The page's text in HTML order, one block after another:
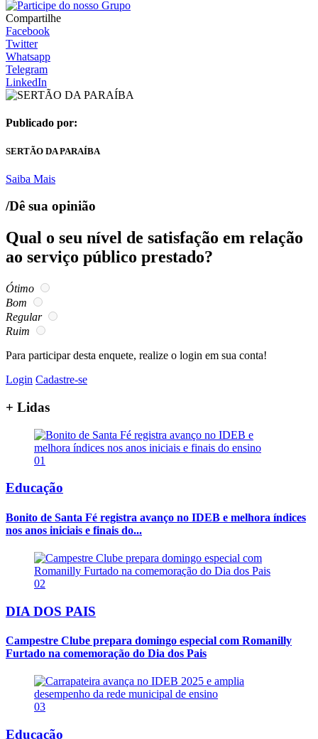
Compartilhe
Facebook
Twitter
Whatsapp
Telegram
LinkedIn
Publicado por:
SERTÃO DA PARAÍBA
Saiba Mais
/Dê sua opinião
Qual o seu nível de satisfação em relação
ao serviço público prestado?
Ótimo
Bom
Regular
Ruim
Para participar desta enquete, realize o login em sua conta!
Login Cadastre-se
+ Lidas
01
Educação
Bonito de Santa Fé registra avanço no IDEB e melhora índices
nos anos iniciais e finais do...
02
DIA DOS PAIS
Campestre Clube prepara domingo especial com Romanilly
Furtado na comemoração do Dia dos Pais
03
Educação